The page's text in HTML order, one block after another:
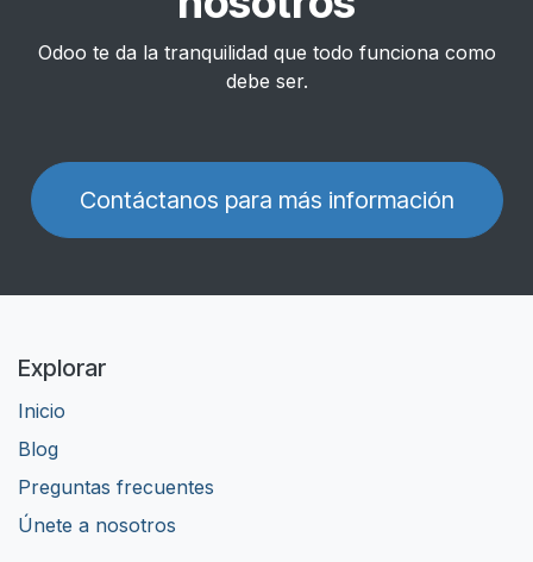
Odoo te da la tranquilidad que todo funciona como
debe ser.
Contáctanos para más información
Explorar
Inicio
Blog
Preguntas frecuentes
Únete a nosotros